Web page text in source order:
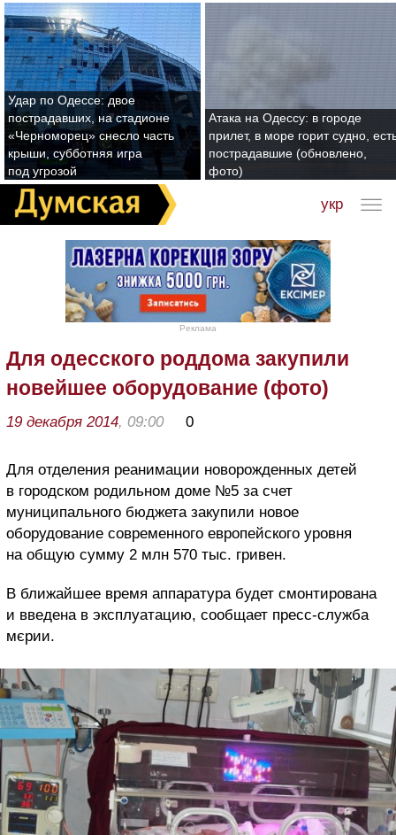
Удар по Одессе: двое
пострадавших, на стадионе
«Черноморец» снесло часть
крыши, субботняя игра
под угрозой
Атака на Одессу: в городе
прилет, в море горит судно,
пострадавшие (обновлено,
фото)
укр
Реклама
Для одесского роддома закупили
новейшее оборудование (фото)
19 декабря 2014, 09:00 0
Для отделения реанимации новорожденных детей
в городском родильном доме №5 за счет
муниципального бюджета закупили новое
оборудование современного европейского уровня
на общую сумму 2 млн 570 тыс. гривен.
В ближайшее время аппаратура будет смонтирована
и введена в эксплуатацию, сообщает пресс-служба
мєрии.